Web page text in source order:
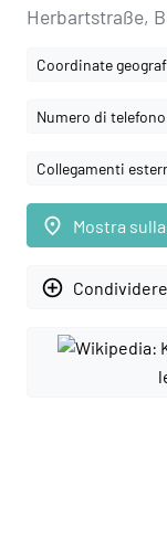
Herbartstraße,
Coordinate
Numero di telefono
Collegamenti
place Mostra
add_circle_outline